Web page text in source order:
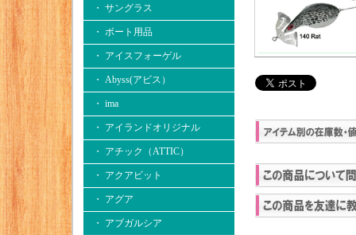
・ サングラス
・ ボート用品
・ アイスフォーゲル
・ Abyss(アビス）
・ ima
・ アイランドオリジナル
・ アチック（ATTIC）
・ アクアビット
・ アグア
・ アブガルシア